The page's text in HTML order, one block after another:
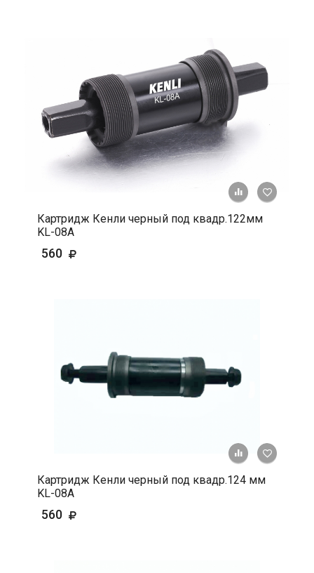
+ К
Картридж Кенли черный под квадр.122мм
KL-08A
560
+ К
Картридж Кенли черный под квадр.124 мм
KL-08A
560